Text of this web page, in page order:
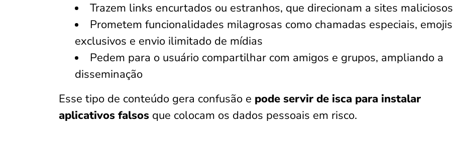
Trazem links encurtados ou estranhos, que direcionam a sites maliciosos
Prometem funcionalidades milagrosas como chamadas especiais, emojis
exclusivos e envio ilimitado de mídias
Pedem para o usuário compartilhar com amigos e grupos, ampliando a
disseminação
Esse tipo de conteúdo gera confusão e pode servir de isca para instalar
aplicativos falsos que colocam os dados pessoais em risco.